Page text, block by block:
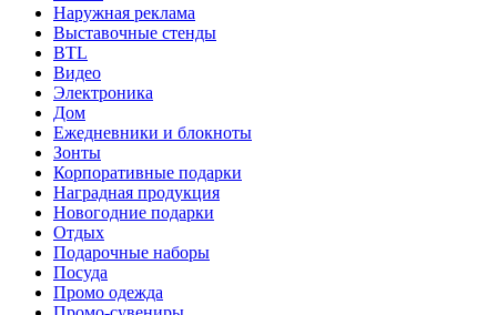
Наружная реклама
Выставочные стенды
BTL
Видео
Электроника
Дом
Ежедневники и блокноты
Зонты
Корпоративные подарки
Наградная продукция
Новогодние подарки
Отдых
Подарочные наборы
Посуда
Промо одежда